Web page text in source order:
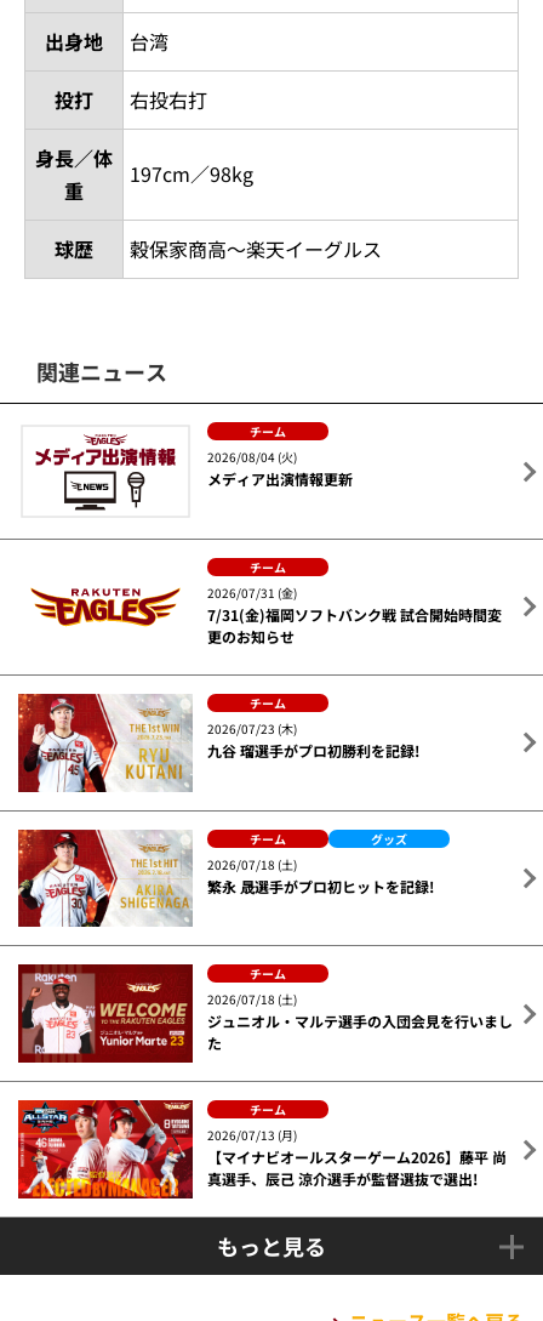
出身地
台湾
投打
右投右打
身長／体
重
197cm／98kg
球歴 穀保家商高～楽天イーグルス
関連ニュース
チーム
2026/08/04 (火)
メディア出演情報更新
チーム
2026/07/31 (金)
7/31(金)福岡ソフトバンク戦 試合開始時間変
更のお知らせ
チーム
2026/07/23 (木)
九谷 瑠選手がプロ初勝利を記録!
チーム
グッズ
2026/07/18 (土)
繁永 晟選手がプロ初ヒットを記録!
チーム
2026/07/18 (土)
ジュニオル・マルテ選手の入団会見を行いまし
た
チーム
2026/07/13 (月)
【マイナビオールスターゲーム2026】藤平 尚
真選手、辰己 涼介選手が監督選抜で選出!
もっと見る